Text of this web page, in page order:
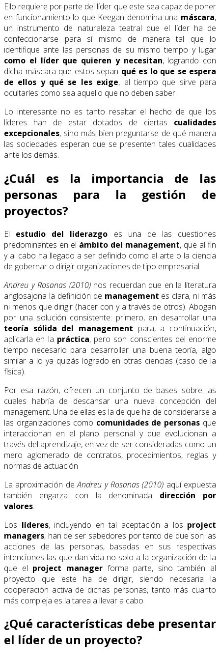
Ello requiere por parte del líder que este sea capaz de poner
en funcionamiento lo que Keegan denomina una máscara,
un instrumento de naturaleza teatral que el líder ha de
confeccionarse para sí mismo de manera tal que lo
identifique ante las personas de su mismo tiempo y lugar
como el líder que quieren y necesitan, logrando con
dicha máscara que estos sepan qué es lo que se espera
de ellos y qué se les exige, al tiempo que sirve para
ocultarles como sea aquello que no deben saber.
Lo interesante no es tanto resaltar el hecho de que los
líderes han de estar dotados de ciertas cualidades
excepcionales, sino más bien preguntarse de qué manera
las sociedades esperan que se presenten tales cualidades
ante los demás.
¿Cuál es la importancia de las
personas para la gestión de
proyectos?
El estudio del liderazgo es una de las cuestiones
predominantes en el ámbito del management, que al fin
y al cabo ha llegado a ser definido como el arte o la ciencia
de gobernar o dirigir organizaciones de tipo empresarial.
Andreu y Rosanas (2010)nos recuerdan que en la literatura
anglosajona la definición de management es clara, ni más
ni menos que dirigir (hacer con y a través de otros). Abogan
por una solución consistente: primero, en desarrollar una
teoría sólida del management para, a continuación,
aplicarla en la práctica, pero son conscientes del enorme
tiempo necesario para desarrollar una buena teoría, algo
similar a lo ya quizás logrado en otras ciencias (caso de la
física).
Por esa razón, ofrecen un conjunto de bases sobre las
cuales habría de descansar una nueva concepción del
management. Una de ellas es la de que ha de considerarse a
las organizaciones como comunidades de personas que
interaccionan en el plano personal y que evolucionan a
través del aprendizaje, en vez de ser consideradas como un
mero aglomerado de contratos, procedimientos, reglas y
normas de actuación
La aproximación deAndreu y Rosanas (2010) aquí expuesta
también engarza con la denominada dirección por
valores.
Los líderes, incluyendo en tal aceptación a los project
managers, han de ser sabedores por tanto de que son las
acciones de las personas, basadas en sus respectivas
intenciones las que dan vida no solo a la organización de la
que el project managerforma parte, sino también al
proyecto que este ha de dirigir, siendo necesaria la
cooperación activa de dichas personas, tanto más cuanto
más compleja es la tarea a llevar a cabo
¿Qué características debe presentar
el líder de un proyecto?